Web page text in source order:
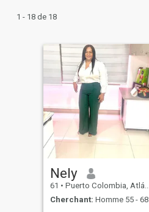
1 - 18 de 18
Nely
61 • Puerto Colombia, Atlántico, Colombie
Cherchant: Homme 55 - 68